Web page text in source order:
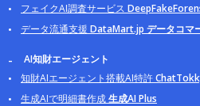
フェイクAI調査サービス
データ流通支援 DataMart.jp データコマ
AI知財エージェント
知財AIエージェント搭載AI特許
生成AIで明細書作成生成AI Plus